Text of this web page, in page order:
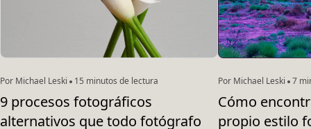
Por Michael Leski 15 minutos de lectura
9 procesos fotográficos
alternativos que todo fotógrafo
Por Michael Leski 7
Cómo
propio estilo